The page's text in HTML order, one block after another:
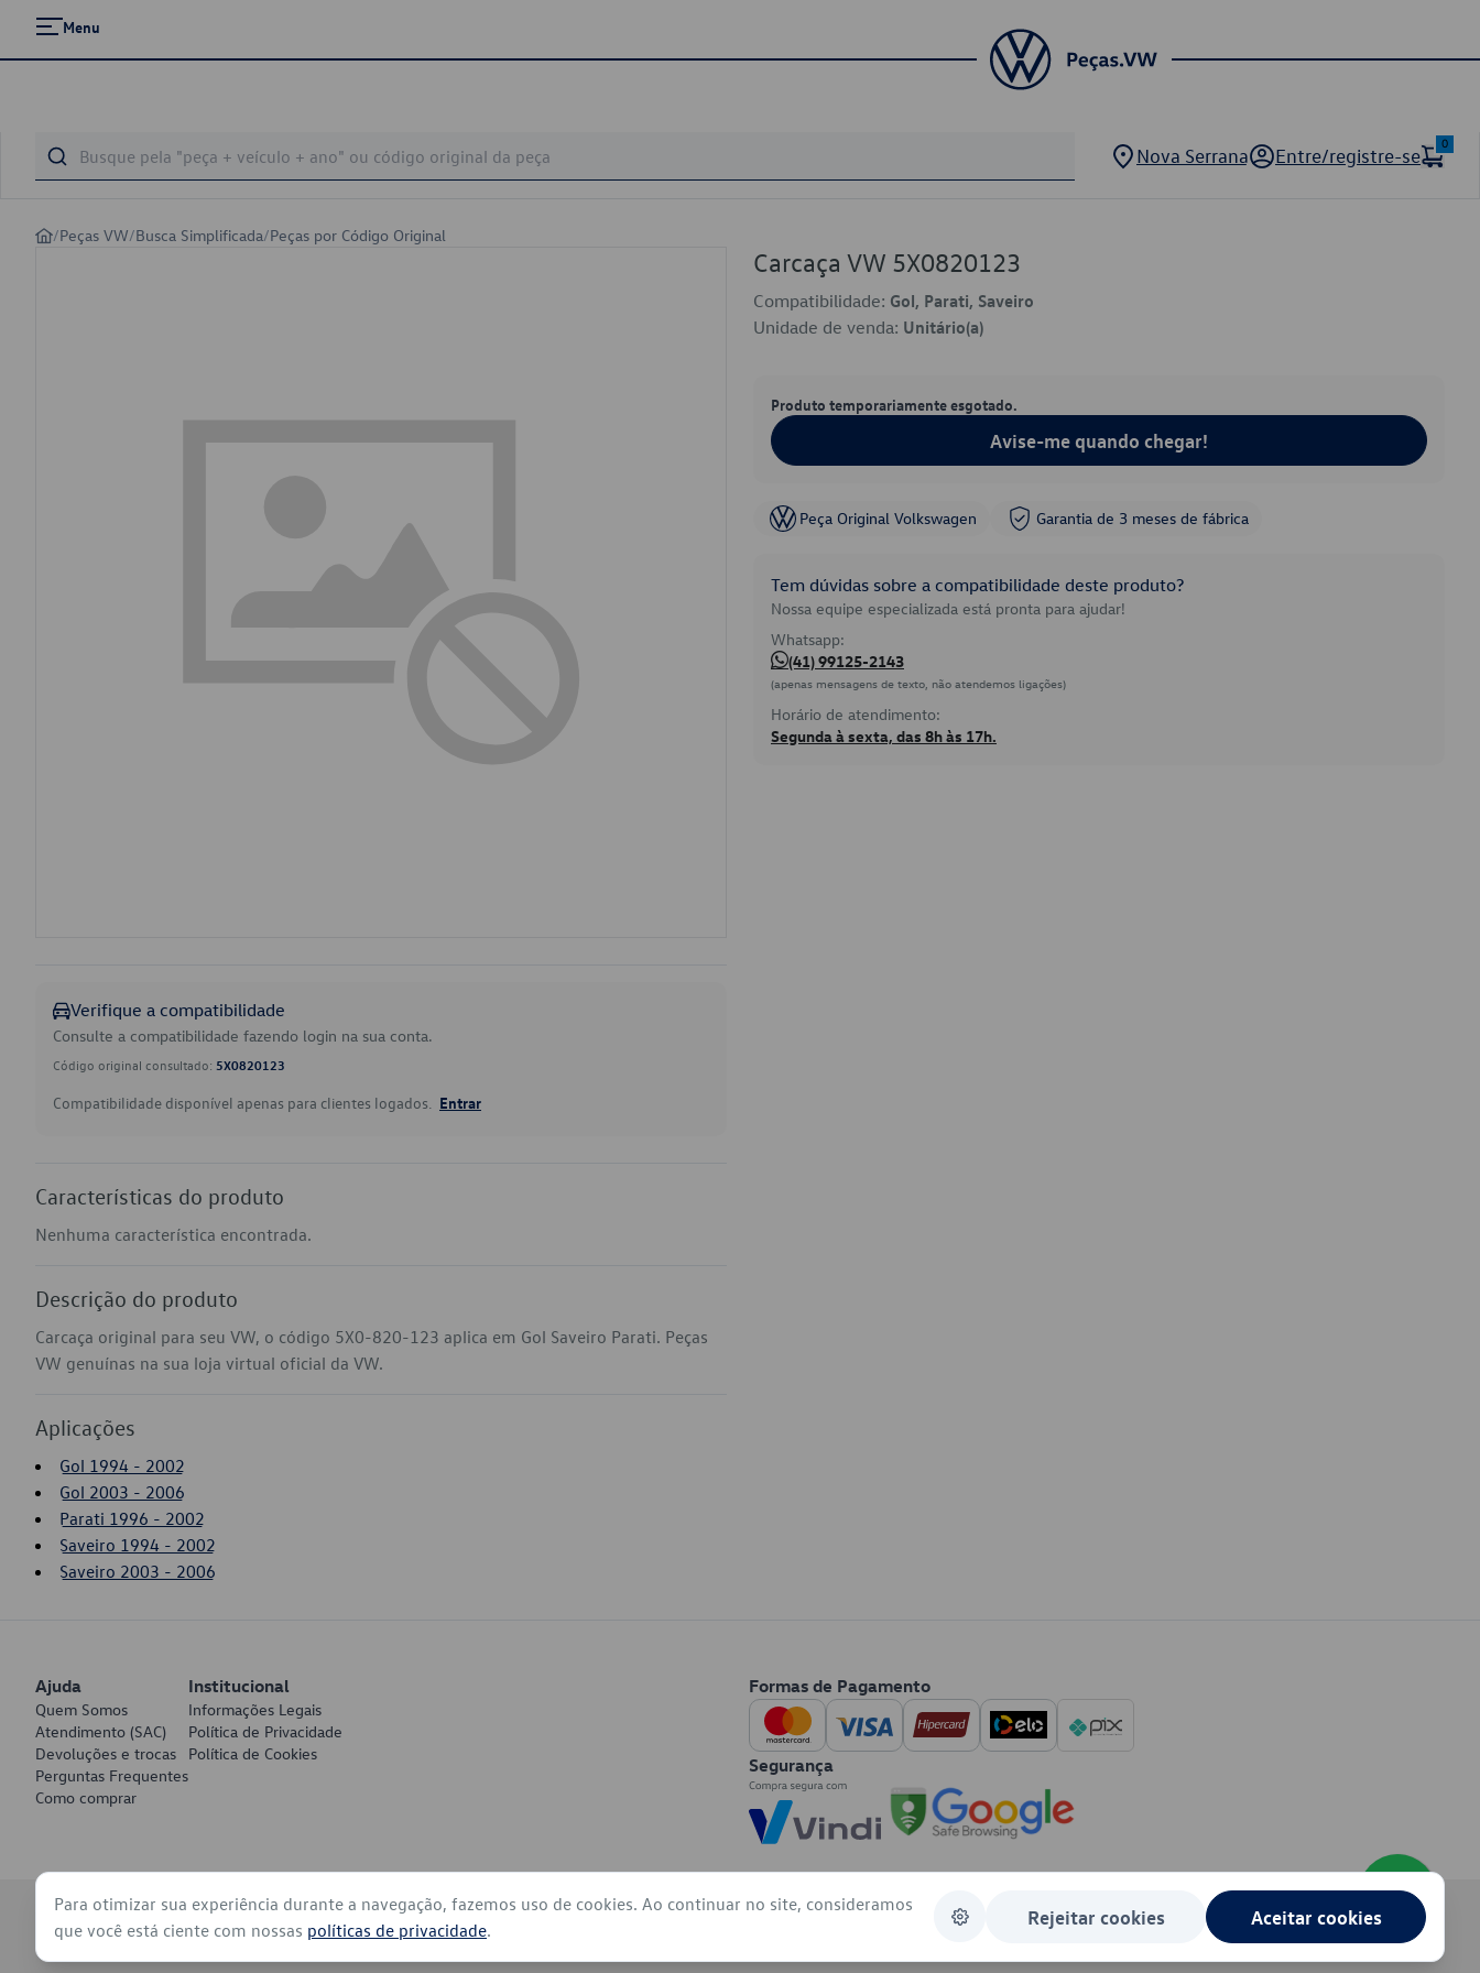
Menu
Nova Serrana Entre/registre-se
0
/Peças VW/Busca Simplificada/Peças por Código Original
Verifique a compatibilidade
Consulte a compatibilidade fazendo login na sua conta.
Código original consultado: 5X0820123
Compatibilidade disponível apenas para clientes logados. Entrar
Características do produto
Nenhuma característica encontrada.
Descrição do produto
Carcaça original para seu VW, o código 5X0-820-123 aplica em Gol Saveiro Parati. Peças
VW genuínas na sua loja virtual oficial da VW.
Aplicações
Gol 1994 - 2002
Gol 2003 - 2006
Parati 1996 - 2002
Saveiro 1994 - 2002
Saveiro 2003 - 2006
Carcaça VW 5X0820123
Compatibilidade: Gol, Parati, Saveiro
Unidade de venda: Unitário(a)
Produto temporariamente esgotado.
Avise-me quando chegar!
Peça Original Volkswagen Garantia de 3 meses de fábrica
Tem dúvidas sobre a compatibilidade deste produto?
Nossa equipe especializada está pronta para ajudar!
Whatsapp:
(41) 99125-2143
(apenas mensagens de texto, não atendemos ligações)
Horário de atendimento:
Segunda à sexta, das 8h às 17h.
Ajuda
Quem Somos
Atendimento (SAC)
Devoluções e trocas
Perguntas Frequentes
Como comprar
Institucional
Informações Legais
Política de Privacidade
Política de Cookies
Formas de Pagamento
Segurança
© 2026 - Volkswagen do Brasil - Todos os direitos reservados
Para otimizar sua experiência durante a navegação, fazemos uso de cookies. Ao continuar no site, consideramos
que você está ciente com nossas políticas de privacidade.
Rejeitar cookies Aceitar cookies